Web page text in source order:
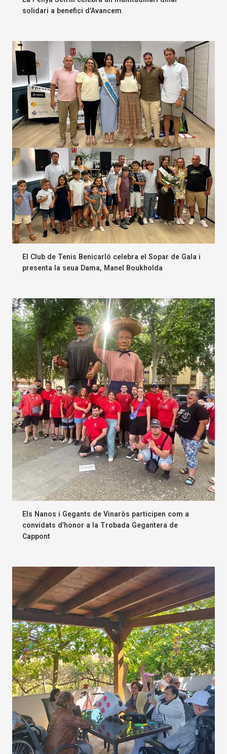
solidari a benefici d’Avancem
El Club de Tenis Benicarló celebra el Sopar de Gala i
presenta la seua Dama, Manel Boukholda
Els Nanos i Gegants de Vinaròs participen com a
convidats d’honor a la Trobada Gegantera de
Cappont